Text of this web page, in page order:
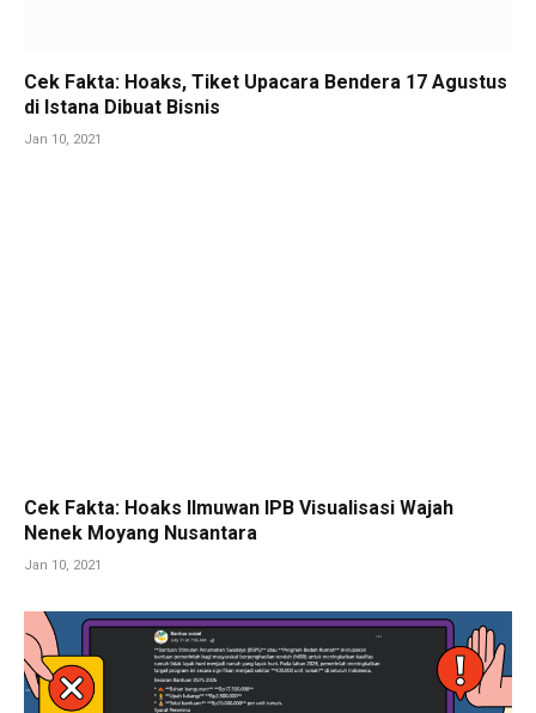
Cek Fakta: Hoaks, Tiket Upacara Bendera 17 Agustus
di Istana Dibuat Bisnis
Jan 10, 2021
Cek Fakta: Hoaks Ilmuwan IPB Visualisasi Wajah
Nenek Moyang Nusantara
Jan 10, 2021